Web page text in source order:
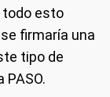
todo esto
firmaría una
tipo de